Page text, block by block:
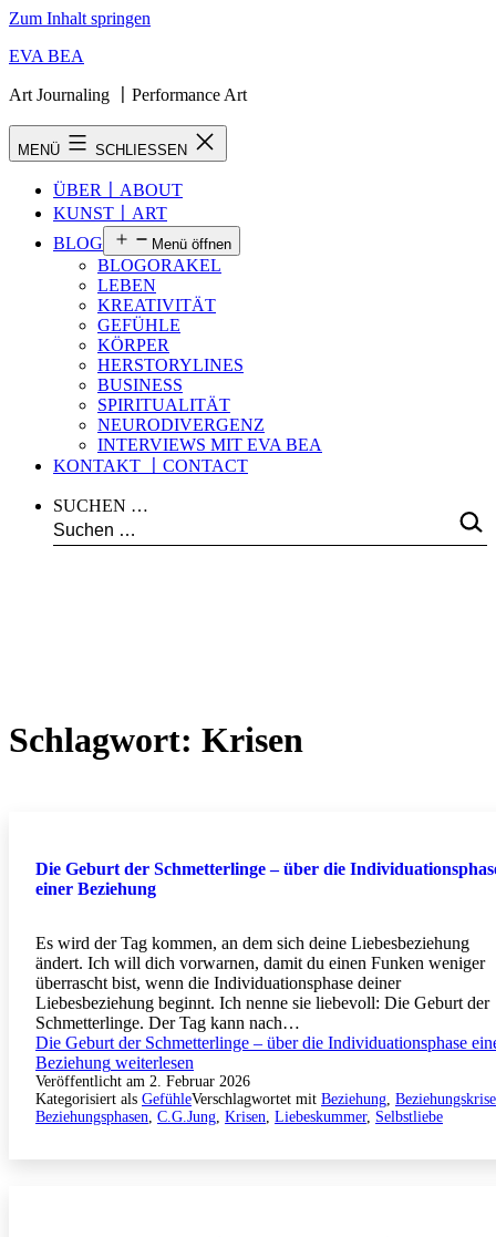
Zum Inhalt springen
EVA BEA
Art Journaling 〡Performance Art
MENÜ SCHLIESSEN
ÜBER〡ABOUT
KUNST〡ART
BLOG
Menü öffnen
BLOGORAKEL
LEBEN
KREATIVITÄT
GEFÜHLE
KÖRPER
HERSTORYLINES
BUSINESS
SPIRITUALITÄT
NEURODIVERGENZ
INTERVIEWS MIT EVA BEA
KONTAKT 〡CONTACT
SUCHEN …
Schlagwort: Krisen
Die Geburt der Schmetterlinge – über die
einer Beziehung
Es wird der Tag kommen, an dem sich deine Liebesbeziehung
ändert. Ich will dich vorwarnen, damit du einen Funken weniger
überrascht bist, wenn die Individuationsphase deiner
Liebesbeziehung beginnt. Ich nenne sie liebevoll: Die Geburt der
Schmetterlinge. Der Tag kann nach…
Die Geburt der Schmetterlinge – über die Individuationsphase
Beziehung weiterlesen
Veröffentlicht am 2. Februar 2026
Kategorisiert als GefühleVerschlagwortet mit Beziehung, Beziehungskrise
Beziehungsphasen, C.G.Jung, Krisen, Liebeskummer, Selbstliebe